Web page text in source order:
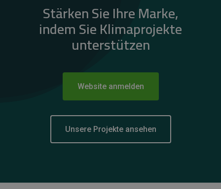
Stärken Sie Ihre Marke,
indem Sie Klimaprojekte
unterstützen
Website anmelden
Unsere Projekte ansehen